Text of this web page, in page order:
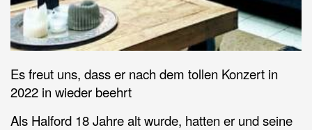
Es freut uns, dass er nach dem tollen Konzert in
2022 in wieder beehrt
Als Halford 18 Jahre alt wurde, hatten er und seine